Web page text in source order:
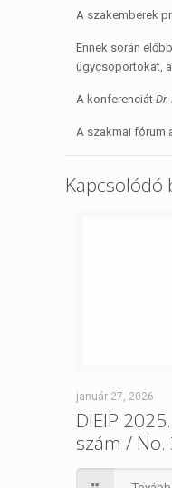
A szakemberek
Ennek során előbb
ügycsoportokat,
A konferenciát
A szakmai fórum
Kapcsolódó
január 27, 2026
DIEIP
szám / No.